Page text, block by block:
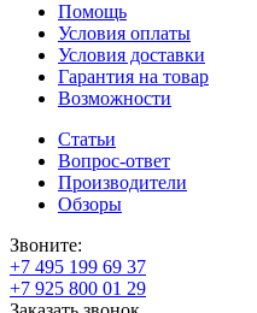
Помощь
Условия оплаты
Условия доставки
Гарантия на товар
Возможности
Статьи
Вопрос-ответ
Производители
Обзоры
Звоните:
+7 495 199 69 37
+7 925 800 01 29